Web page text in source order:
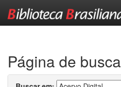
Página de busca